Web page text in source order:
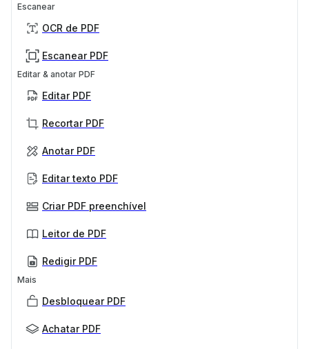
Escanear
OCR de PDF
Escanear PDF
Editar & anotar PDF
Editar PDF
Recortar PDF
Anotar PDF
Editar texto PDF
Criar PDF preenchível
Leitor de PDF
Redigir PDF
Mais
Desbloquear PDF
Achatar PDF